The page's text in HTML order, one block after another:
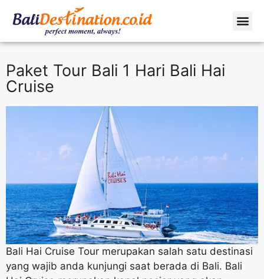
Paket Tour Bali 1 Hari Bali Hai
Cruise
Bali Hai Cruise Tour merupakan salah satu destinasi
yang wajib anda kunjungi saat berada di Bali. Bali